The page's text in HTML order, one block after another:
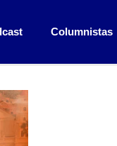
Columnistas